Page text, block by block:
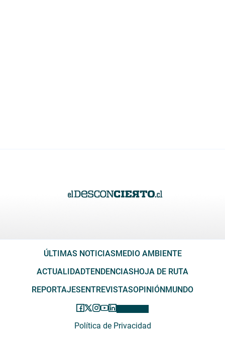
ÚLTIMAS NOTICIASMEDIO AMBIENTE
ACTUALIDADTENDENCIASHOJA DE RUTA
REPORTAJESENTREVISTASOPINIÓNMUNDO
Política de Privacidad